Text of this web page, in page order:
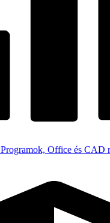
Programok, Office és CAD